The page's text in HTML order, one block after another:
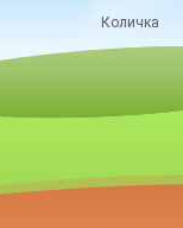
Количка